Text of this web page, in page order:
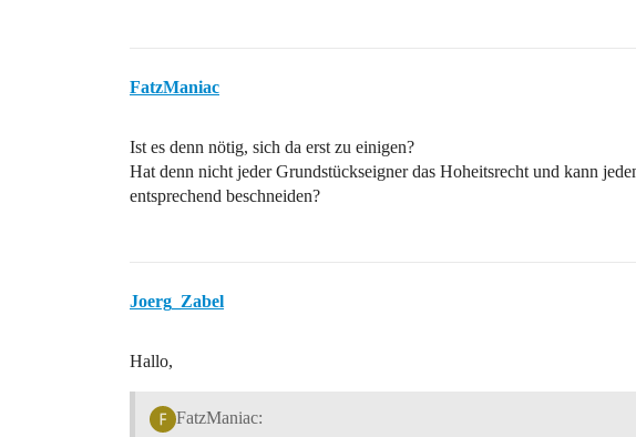
FatzManiac
Ist es denn nötig, sich da erst zu einigen?
Hat denn nicht jeder Grundstückseigner das Hoheitsrecht und kann
entsprechend beschneiden?
Joerg_Zabel
Hallo,
FatzManiac: